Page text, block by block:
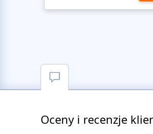
Oceny i recenzje